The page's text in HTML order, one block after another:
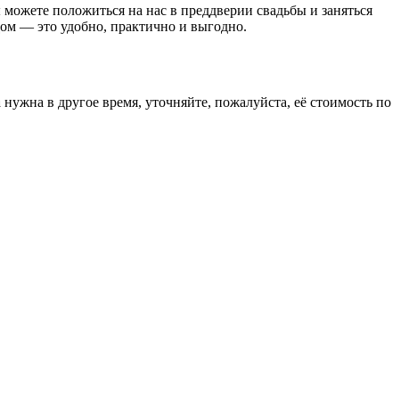
положиться на нас в преддверии свадьбы и заняться
— это удобно, практично и выгодно.
в другое время, уточняйте, пожалуйста, её стоимость по